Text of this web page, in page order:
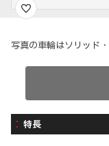
写真の車輪はソリッド
特長